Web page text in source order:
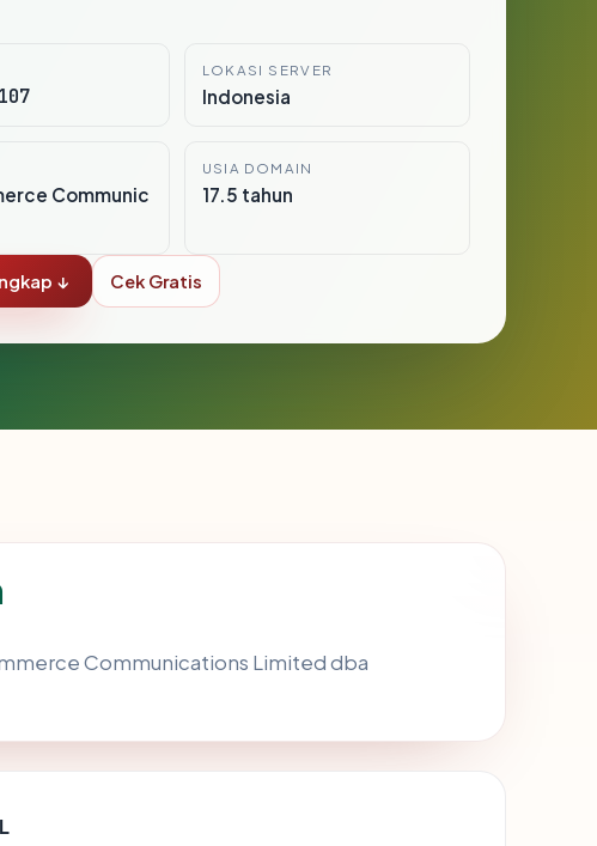
LOKASI SERVER
Indonesia
Communic
USIA DOMAIN
17.5 tahun
↓ Cek Gratis
Communications Limited dba